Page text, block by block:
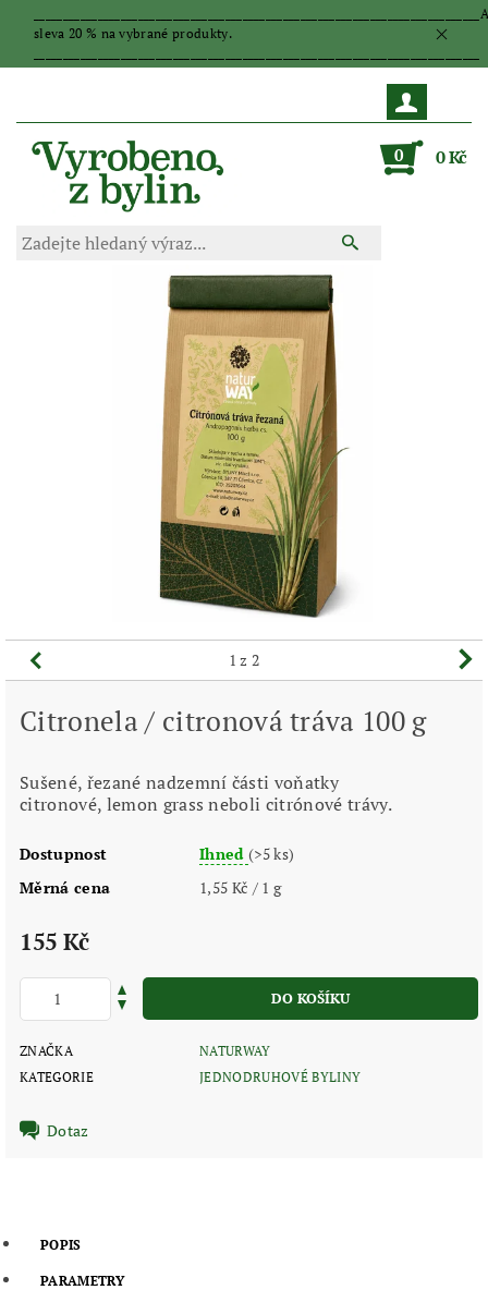
sleva 20 % na vybrané produkty.
0 0 Kč
1 z 2
Citronela / citronová tráva 100 g
Sušené, řezané nadzemní části voňatky
citronové, lemon grass neboli citrónové trávy.
Dostupnost Ihned(>5 ks)
Měrná cena
1,55 Kč / 1 g
155 Kč
ZNAČKA
NATURWAY
KATEGORIE
JEDNODRUHOVÉ BYLINY
Dotaz
POPIS
PARAMETRY